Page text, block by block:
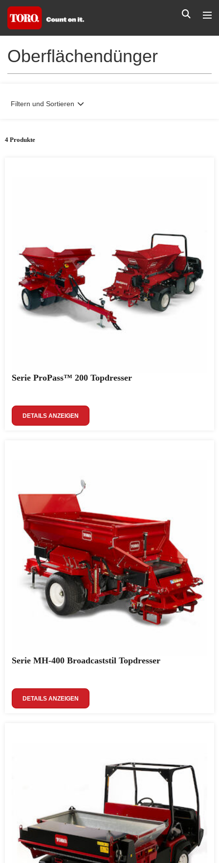
Oberflächendünger
4 Produkte
Filtern und Sortieren
Serie ProPass™ 200 Topdresser
DETAILS ANZEIGEN
Serie MH-400 Broadcaststil Topdresser
DETAILS ANZEIGEN